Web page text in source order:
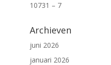
10731 – 7
Archieven
juni 2026
januari 2026